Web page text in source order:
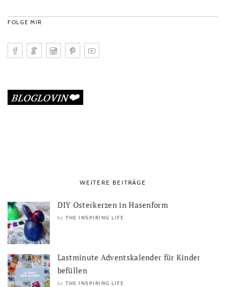
FOLGE MIR
WEITERE BEITRÄGE
DIY Osterkerzen in Hasenform
by THE INSPIRING LIFE
Lastminute Adventskalender für Kinder
befüllen
by THE INSPIRING LIFE